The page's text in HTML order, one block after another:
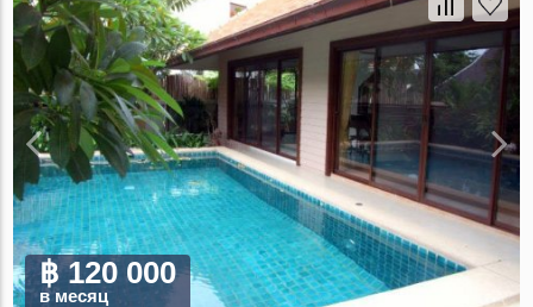
฿ 120 000
в месяц